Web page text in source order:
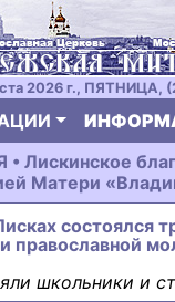
2026 г., ПЯТНИЦА,
Матери
состоялся
православной
школьники и